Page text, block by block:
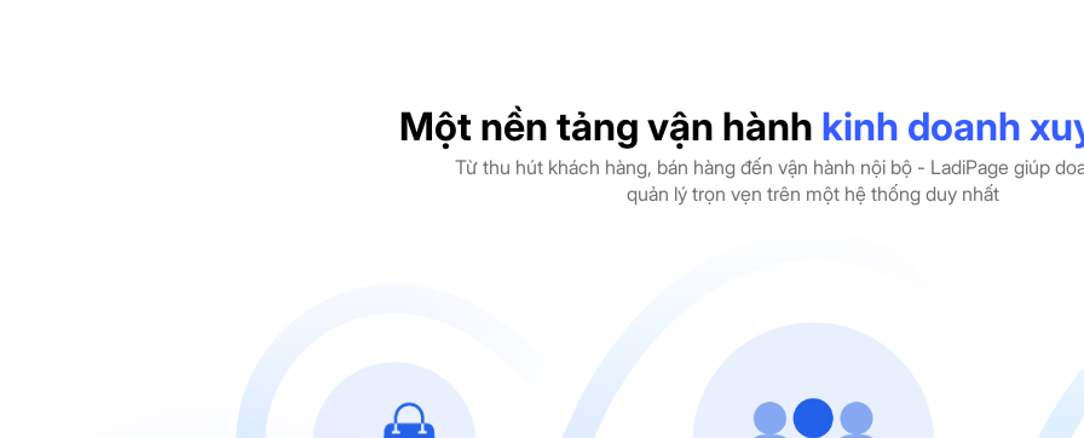
Một nền tảng vận hành kinh doanh
Từ thu hút khách hàng, bán hàng đến vận hành nội bộ - LadiPage giúp
quản lý trọn vẹn trên một hệ thống duy nhất